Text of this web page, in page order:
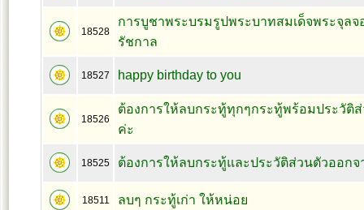
18528
การบูชาพระบรมรูปพระบาทสมเด็จพระจุลจ
รัชกาล
18527 happy birthday to you
18526
ต้องการให้ลบกระทู้ทุกๆกระทู้พร้อมประวัติ
ค่ะ
18525 ต้องการให้ลบกระทู้และประวัติส่วนตัวออกจ
18511 ลบๆ กระทู้เก่า ให้หน่อย